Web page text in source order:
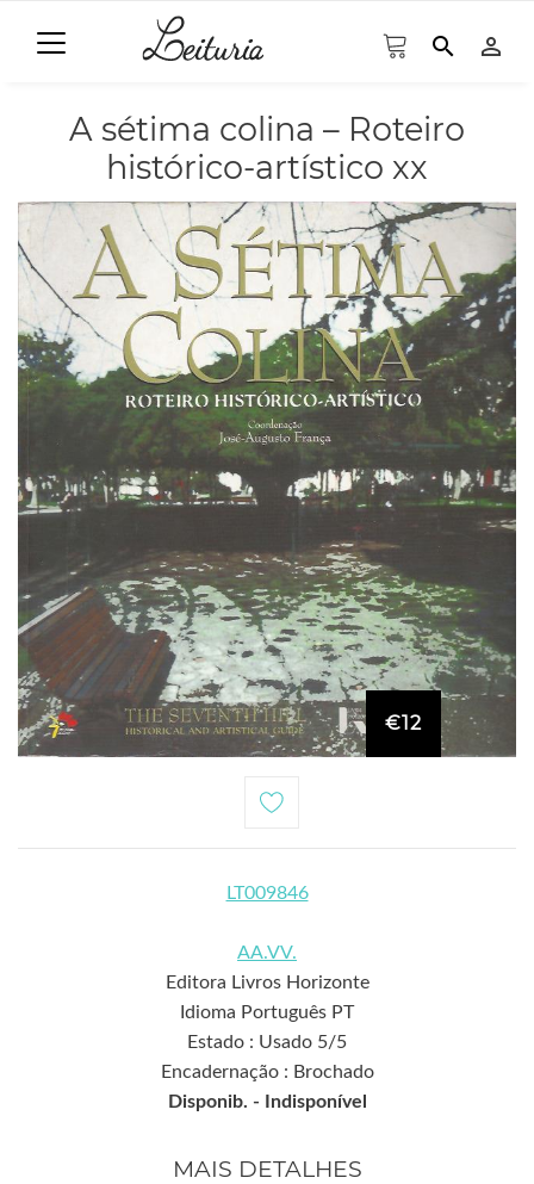
search person_outline
A sétima colina – Roteiro
histórico-artístico xx
€12
LT009846
AA.VV.
Editora Livros Horizonte
Idioma Português PT
Estado : Usado 5/5
Encadernação : Brochado
Disponib. -
Indisponível
MAIS DETALHES